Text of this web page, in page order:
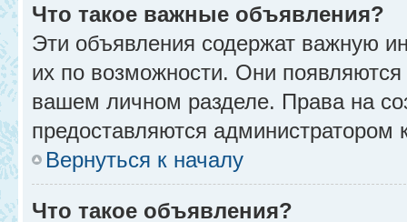
Что такое важные объявления?
Эти объявления содержат важную
их по возможности. Они
вашем личном разделе. Права на
предоставляются администратором
Вернуться к началу
Что такое объявления?